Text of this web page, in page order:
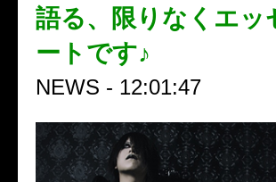
語る、限りなくエ
ートです♪
NEWS - 12:01:47